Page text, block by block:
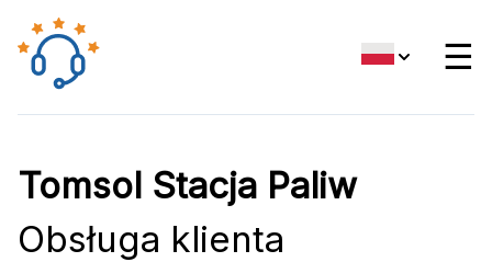
☰
Tomsol Stacja Paliw
Obsługa klienta